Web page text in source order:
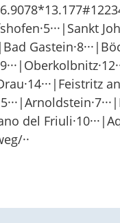
del
··